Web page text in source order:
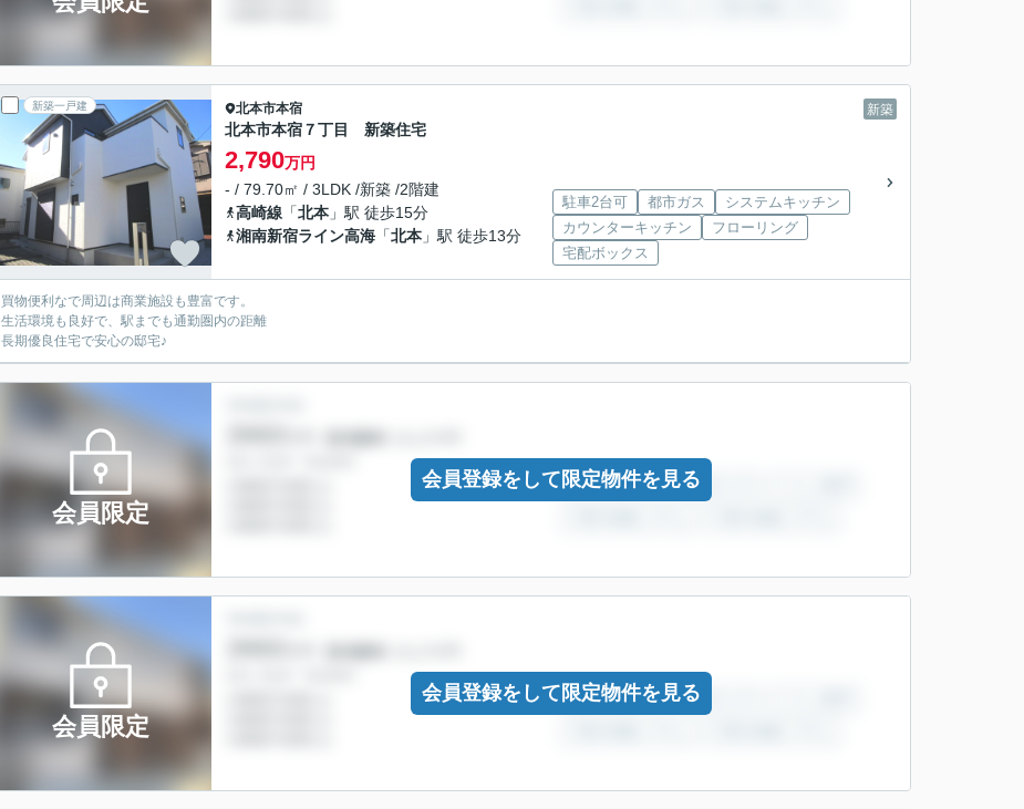
新築一戸建 新築
北本市本宿
北本市本宿７丁目 新築住宅
2,790万円
- / 79.70㎡ / 3LDK /新築 /2階建
高崎線 「北本 」駅 徒歩15分
湘南新宿ライン高海 「北本 」駅 徒歩13分
駐車2台可 都市ガス
システムキッチン
カウンターキッチン
フローリング
宅配ボックス
買物便利なで周辺は商業施設も豊富です。
生活環境も良好で、駅までも通勤圏内の距離
長期優良住宅で安心の邸宅♪
会員限定
会員登録をして限定物件を見る
会員限定
会員登録をして限定物件を見る